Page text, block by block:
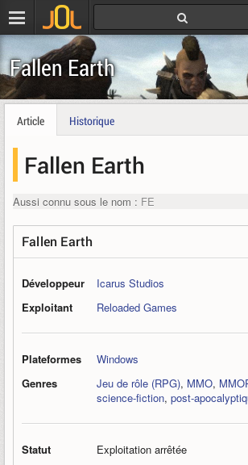
Fallen Earth
Article Historique
Fallen Earth
Aussi connu sous le nom : FE
Fallen Earth
Développeur
Icarus Studios
Exploitant
Reloaded Games
Plateformes
Windows
Genres
Jeu de rôle (RPG), MMO,
science-fiction, post-
Statut
Exploitation arrêtée